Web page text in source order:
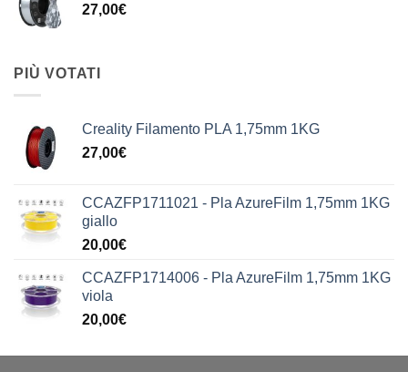
27,00€
PIÙ VOTATI
Creality Filamento PLA 1,75mm 1KG
27,00€
CCAZFP1711021 - Pla AzureFilm 1,75mm 1KG
giallo
20,00€
CCAZFP1714006 - Pla AzureFilm 1,75mm 1KG
viola
20,00€